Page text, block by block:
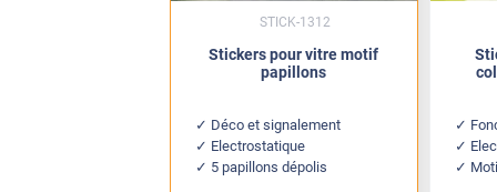
Stickers pour vitre motif
papillons
Déco et signalement
Electrostatique
5 papillons dépolis
STICK-1312